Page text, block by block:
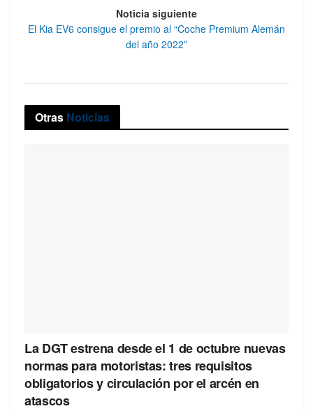
Noticia siguiente
El Kia EV6 consigue el premio al “Coche Premium Alemán
del año 2022”
Otras Noticias
La DGT estrena desde el 1 de octubre nuevas
normas para motoristas: tres requisitos
obligatorios y circulación por el arcén en
atascos